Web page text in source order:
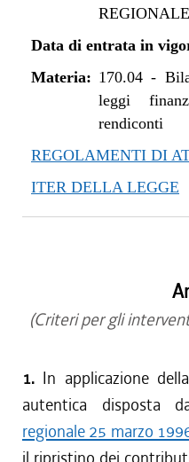
Data di entrata in
Materia: 170.04-
leggi
rendiconti
REGOLAMENTI DI
ITER DELLA LEGGE
(Criteri per gli
1. In applicazione
autentica disposta
regionale 25 marzo